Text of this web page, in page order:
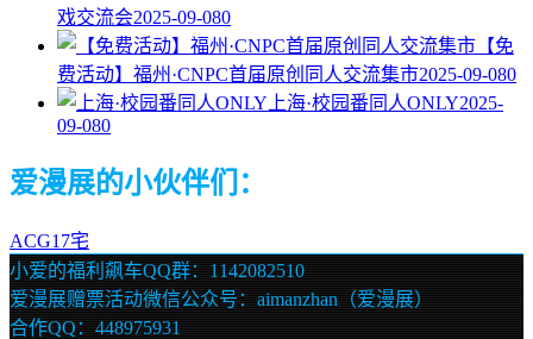
戏交流会2025-09-080
【免
费活动】福州·CNPC首届原创同人交流集市2025-09-080
上海·校园番同人ONLY2025-
09-080
爱漫展的小伙伴们：
ACG17宅
小爱的福利飙车QQ群：1142082510
爱漫展赠票活动微信公众号：aimanzhan（爱漫展）
合作QQ：448975931